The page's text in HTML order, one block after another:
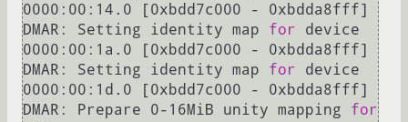
0000:00:14.0 [0xbdd7c000 - 0xbdda8fff]
DMAR: Setting identity map for
device
0000:00:1a.0 [0xbdd7c000 - 0xbdda8fff]
DMAR: Setting identity map for
device
0000:00:1d.0 [0xbdd7c000 - 0xbdda8fff]
DMAR: Prepare 0-16MiB unity mapping for